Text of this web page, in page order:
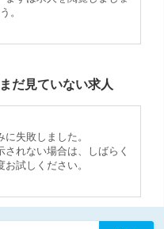
う。
だ見ていない求人
失敗しました。
れない場合は、しばらく
試しください。